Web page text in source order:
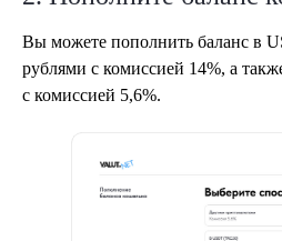
Вы можете пополнить баланс в
рублями с комиссией 14%, а
с комиссией 5,6%.